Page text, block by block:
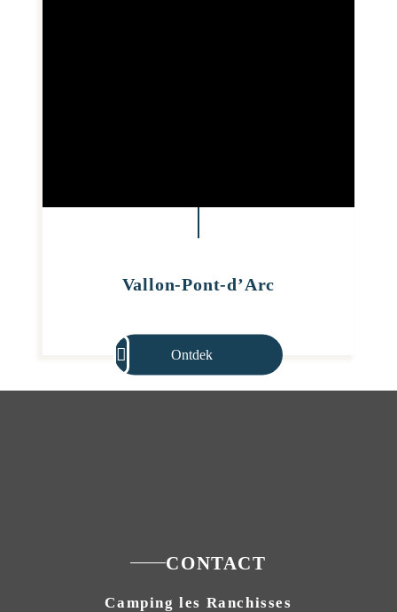
Vallon-Pont-d’Arc
Ontdek
CONTACT
Camping les Ranchisses